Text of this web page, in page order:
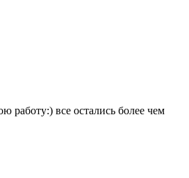
работу:) все остались более чем